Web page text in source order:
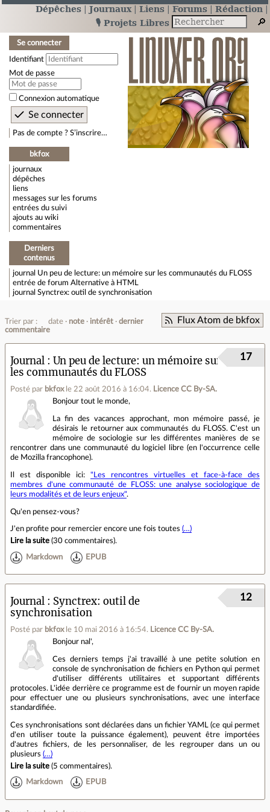
Dépêches Journaux Liens Forums
Rédaction
🎙️ Projets Libres
Se connecter
Identifiant
Mot de passe
Connexion automatique
Pas de compte ? S’inscrire…
bkfox
journaux
dépêches
liens
messages sur les forums
entrées du suivi
ajouts au wiki
commentaires
Derniers
contenus
journal Un peu de lecture: un mémoire sur les communautés du FLOSS
entrée de forum Alternative à HTML
journal Synctrex: outil de synchronisation
Flux Atom de bkfox
Trier par : date note intérêt
dernier
commentaire
Journal
Un peu de lecture: un mémoire sur
les communautés du FLOSS
Posté par bkfox le 22 août 2016 à 16:04. Licence CC By‑SA.
17
Bonjour tout le monde,
La fin des vacances approchant, mon mémoire passé, je
désirais le retourner aux communautés du FLOSS. C'est un
mémoire de sociologie sur les différentes manières de se
rencontrer dans une communauté du logiciel libre (en l'occurrence celle
de Mozilla francophone).
Il est disponible ici: "Les rencontres virtuelles et face-à-face des
membres d'une communauté de FLOSS: une analyse sociologique de
leurs modalités et de leurs enjeux".
Qu'en pensez-vous?
J'en profite pour remercier encore une fois toutes (…)
Lire la suite (30 commentaires).
Markdown EPUB
Journal
Synctrex: outil de
synchronisation
Posté par bkfox le 10 mai 2016 à 16:54. Licence CC By‑SA.
12
Bonjour nal',
Ces derniers temps j'ai travaillé à une petite solution en
console de synchronisation de fichiers en Python qui permet
d'utiliser différents utilitaires et supportant différents
protocoles. L'idée derrière ce programme est de fournir un moyen rapide
pour effectuer une ou plusieurs synchronisations, avec une interface
standardifiée.
Ces synchronisations sont déclarées dans un fichier YAML (ce qui permet
d'en utiliser toute la puissance également), peuvent être importées
d'autres fichiers, de les personnaliser, de les regrouper dans un ou
plusieurs (…)
Lire la suite (5 commentaires).
Markdown EPUB